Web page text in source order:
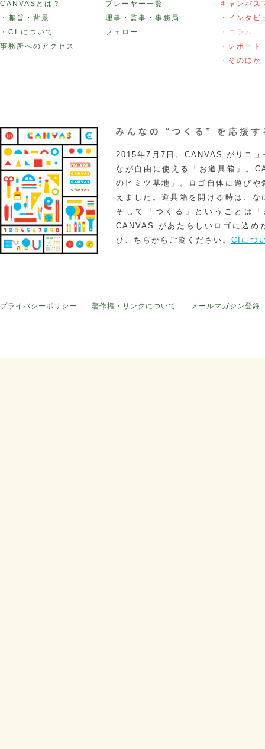
CANVASとは？
・趣旨・背景
・CI について
事務所へのアクセス
プレーヤー一覧
理事・監事・事務局
フェロー
キャンバス
・インタビ
・コラム
・レポート
・そのほか
2015年7月7日。CANVAS がリニュ
なが自由に使える「お道具箱」。
のヒミツ基地」。ロゴ自体に遊び
えました。道具箱を開ける時は、
そして「つくる」ということは
CANVAS があたらしいロゴに込め
ひこちらからご覧ください。 CIにつ
プライバシーポリシー 著作権・リンクについて メールマガジン登録